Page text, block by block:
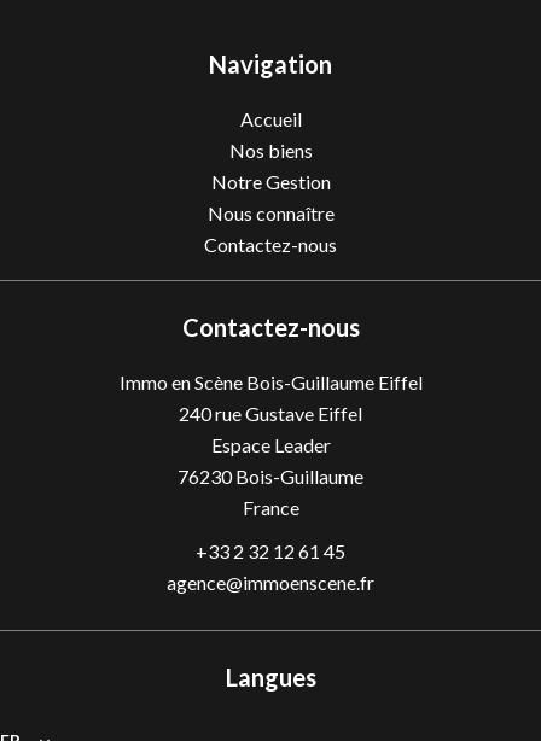
Navigation
Accueil
Nos biens
Notre Gestion
Nous connaître
Contactez-nous
Contactez-nous
Immo en Scène Bois-Guillaume Eiffel
240 rue Gustave Eiffel
Espace Leader
76230Bois-Guillaume
France
+33 2 32 12 61 45
agence@immoenscene.fr
Langues